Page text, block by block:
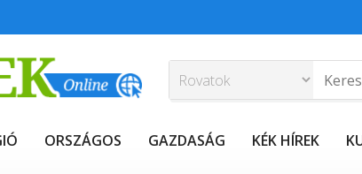
ORSZÁGOS GAZDASÁG KÉK HÍREK